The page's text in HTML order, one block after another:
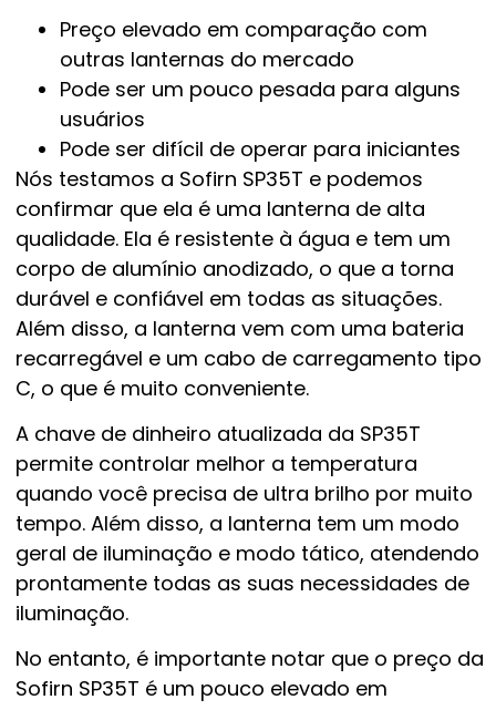
Preço elevado em comparação com
outras lanternas do mercado
Pode ser um pouco pesada para alguns
usuários
Pode ser difícil de operar para iniciantes
Nós testamos a Sofirn SP35T e podemos
confirmar que ela é uma lanterna de alta
qualidade. Ela é resistente à água e tem um
corpo de alumínio anodizado, o que a torna
durável e confiável em todas as situações.
Além disso, a lanterna vem com uma bateria
recarregável e um cabo de carregamento tipo
C, o que é muito conveniente.
A chave de dinheiro atualizada da SP35T
permite controlar melhor a temperatura
quando você precisa de ultra brilho por muito
tempo. Além disso, a lanterna tem um modo
geral de iluminação e modo tático, atendendo
prontamente todas as suas necessidades de
iluminação.
No entanto, é importante notar que o preço da
Sofirn SP35T é um pouco elevado em